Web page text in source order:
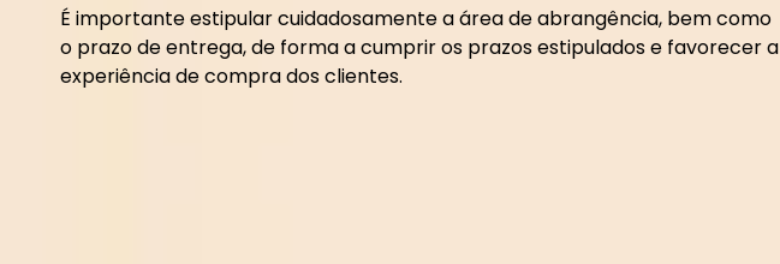
É importante estipular cuidadosamente a área de abrangência, bem como
o prazo de entrega, de forma a cumprir os prazos estipulados e favorecer a
experiência de compra dos clientes.